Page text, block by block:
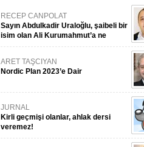
RECEP CANPOLAT
Sayın Abdulkadir Uraloğlu, şaibeli bir
isim olan Ali Kurumahmut’a ne
danışıyorsunuz?
ARET TAŞCIYAN
Nordic Plan 2023’e Dair
JURNAL
Kirli geçmişi olanlar, ahlak dersi
veremez!